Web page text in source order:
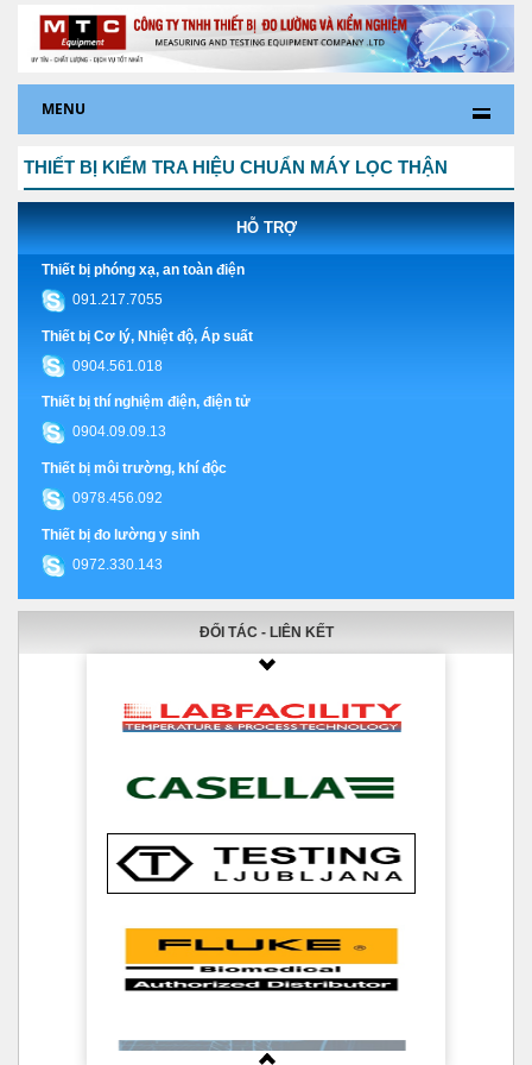
MENU
THIẾT BỊ KIỂM TRA HIỆU CHUẨN MÁY LỌC THẬN
HỖ TRỢ
Thiết bị phóng xạ, an toàn điện
091.217.7055
Thiết bị Cơ lý, Nhiệt độ, Áp suất
0904.561.018
Thiết bị thí nghiệm điện, điện tử
0904.09.09.13
Thiết bị môi trường, khí độc
0978.456.092
Thiết bị đo lường y sinh
0972.330.143
ĐỐI TÁC - LIÊN KẾT